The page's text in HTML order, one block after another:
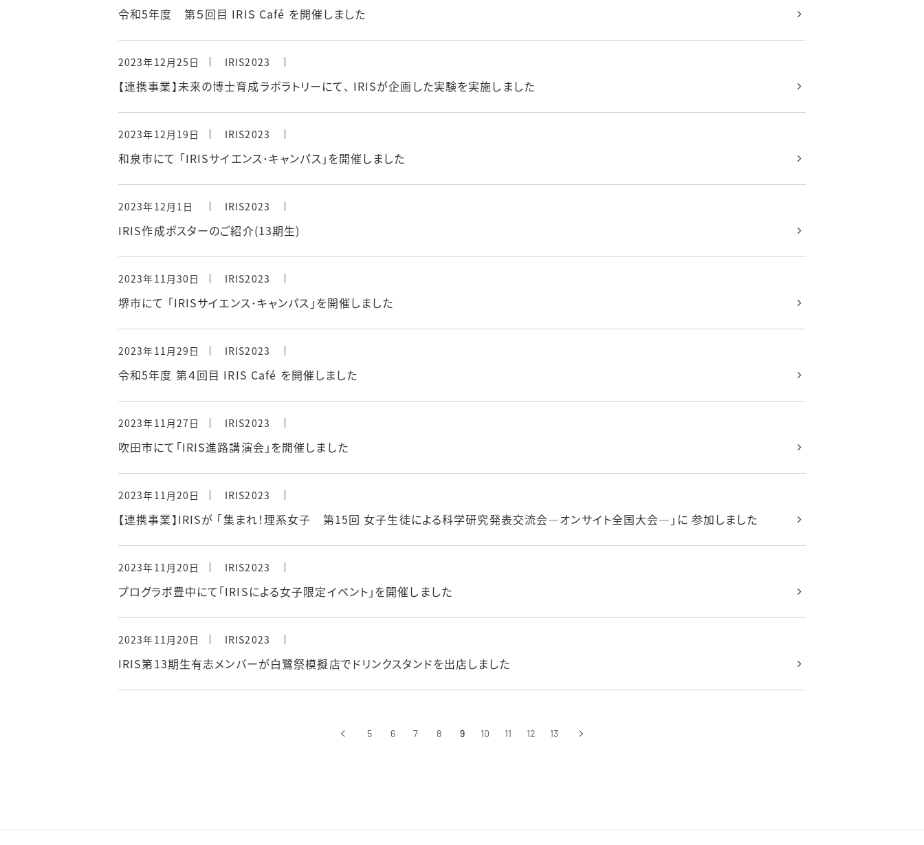
令和5年度 第５回目 IRIS Café を開催しました
2023年12月25日 IRIS2023
【連携事業】未来の博士育成ラボラトリーにて、 IRISが企画した実験を実施しました
2023年12月19日 IRIS2023
和泉市にて 「IRISサイエンス･キャンパス」を開催しました
2023年12月1日 IRIS2023
IRIS作成ポスターのご紹介(13期生)
2023年11月30日 IRIS2023
堺市にて 「IRISサイエンス･キャンパス」を開催しました
2023年11月29日 IRIS2023
令和5年度 第４回目 IRIS Café を開催しました
2023年11月27日 IRIS2023
吹田市にて「IRIS進路講演会」を開催しました
2023年11月20日 IRIS2023
【連携事業】IRISが 「集まれ！理系女子 第15回 女子生徒による科学研究発表交流会―オンサイト全国大会―」に 参加しました
2023年11月20日 IRIS2023
プログラボ豊中にて「IRISによる女子限定イベント」を開催しました
2023年11月20日 IRIS2023
IRIS第13期生有志メンバーが白鷺祭模擬店でドリンクスタンドを出店しました
‹前へ 5 6 7 8 9 10 11 12 13 ›次へ